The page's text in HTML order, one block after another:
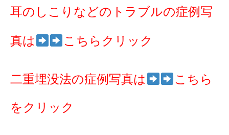
耳のしこりなどのトラブルの症例写
真は こちらクリック
二重埋没法の症例写真は こちら
をクリック